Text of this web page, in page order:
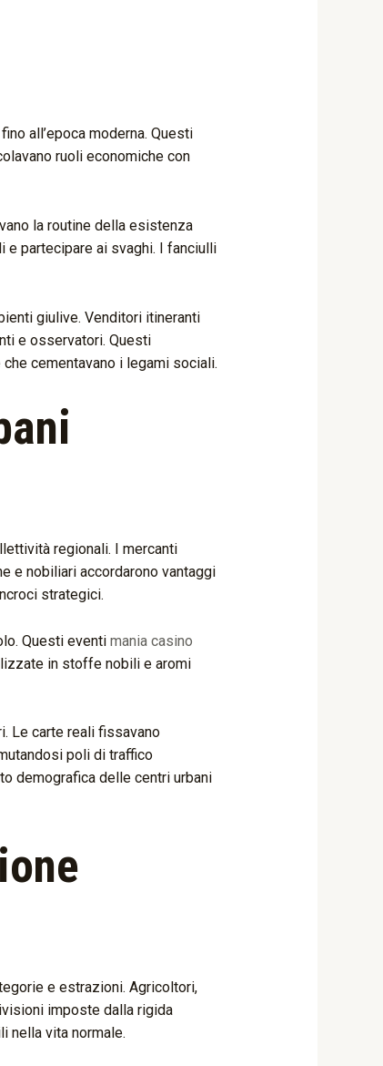
all’epoca moderna. Questi
ruoli economiche con
la routine della esistenza
e partecipare ai svaghi. I fanciulli
giulive. Venditori itineranti
e osservatori. Questi
cementavano i legami sociali.
regionali. I mercanti
e nobiliari accordarono vantaggi
strategici.
Questi eventi mania casino
in stoffe nobili e aromi
Le carte reali fissavano
poli di traffico
demografica delle centri urbani
e estrazioni. Agricoltori,
imposte dalla rigida
nella vita normale.